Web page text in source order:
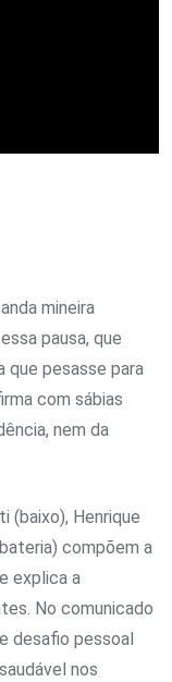
mineira
pausa, que
que pesasse para
com sábias
nem da
(baixo), Henrique
compõem a
explica a
No comunicado
desafio pessoal
nos